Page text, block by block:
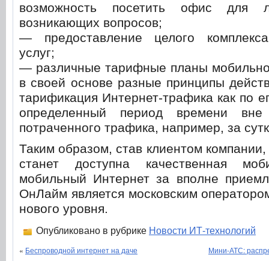
возможность посетить офис для
возникающих вопросов;
— предоставление целого
услуг;
— различные тарифные планы
в своей основе разные принципы
тарификация Интернет-трафика как по
определенный период времени вне
потраченного трафика, например, за
Таким образом, став клиентом
станет доступна качественная
мобильный Интернет за вполне
ОнЛайм является московским
нового уровня.
Опубликовано в рубрике Новости ИТ-технологий
« Беспроводной интернет на даче Мини-АТС: